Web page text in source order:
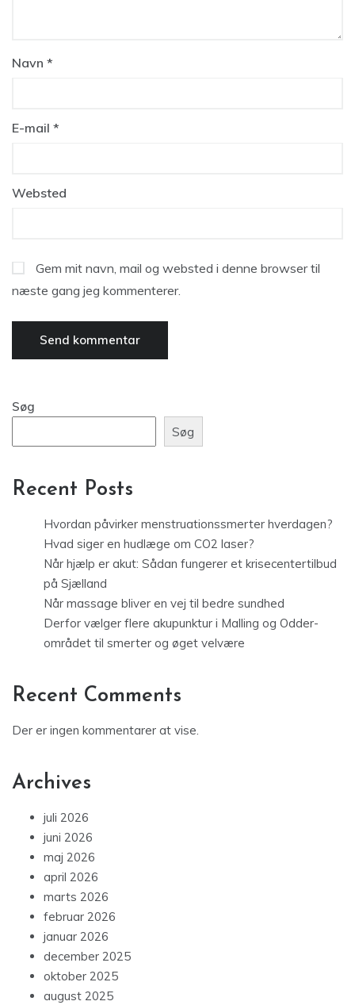
Navn *
E-mail *
Websted
Gem mit navn, mail og websted i denne browser til
næste gang jeg kommenterer.
Søg
Søg
Recent Posts
Hvordan påvirker menstruationssmerter hverdagen?
Hvad siger en hudlæge om CO2 laser?
Når hjælp er akut: Sådan fungerer et krisecentertilbud
på Sjælland
Når massage bliver en vej til bedre sundhed
Derfor vælger flere akupunktur i Malling og Odder-
området til smerter og øget velvære
Recent Comments
Der er ingen kommentarer at vise.
Archives
juli 2026
juni 2026
maj 2026
april 2026
marts 2026
februar 2026
januar 2026
december 2025
oktober 2025
august 2025